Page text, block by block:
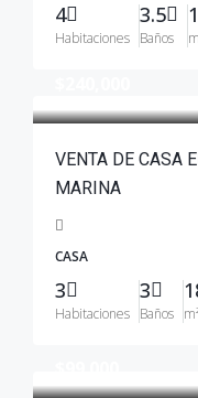
4
Habitaciones
3.5
Baños
VENTA DE CASA
MARINA
CASA
3
Habitaciones
3
Baños